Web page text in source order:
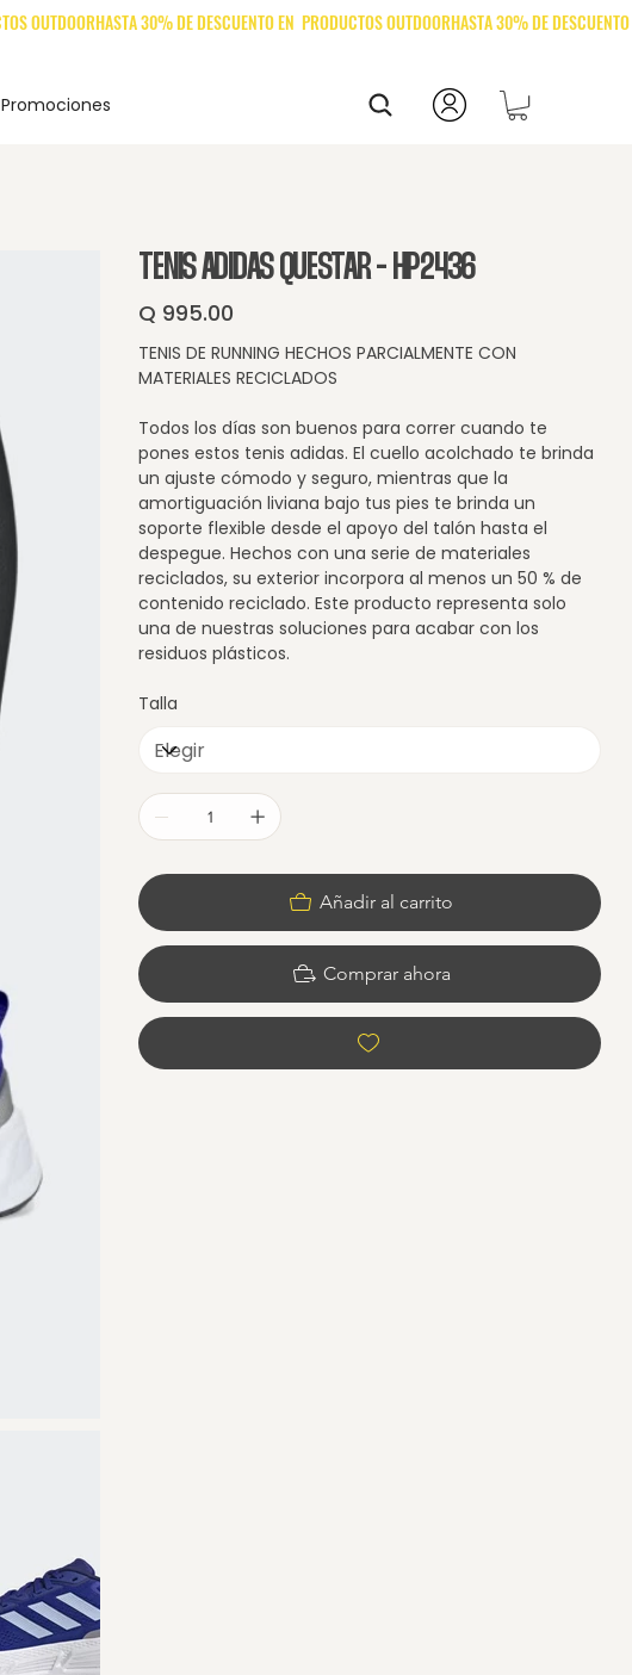
Promociones
TENIS ADIDAS QUESTAR - HP2436
Precio
Q 995.00
TENIS DE RUNNING HECHOS PARCIALMENTE CON
MATERIALES RECICLADOS
Todos los días son buenos para correr cuando te
pones estos tenis adidas. El cuello acolchado te brinda
un ajuste cómodo y seguro, mientras que la
amortiguación liviana bajo tus pies te brinda un
soporte flexible desde el apoyo del talón hasta el
despegue. Hechos con una serie de materiales
reciclados, su exterior incorpora al menos un 50 % de
contenido reciclado. Este producto representa solo
una de nuestras soluciones para acabar con los
residuos plásticos.
Talla
Añadir al carrito
Comprar ahora